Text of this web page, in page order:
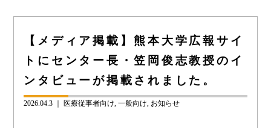
【メディア掲載】熊本大学広報サイ
トにセンター長・笠岡俊志教授のイ
ンタビューが掲載されました。
2026.04.3 ｜ 医療従事者向け 一般向け お知らせ